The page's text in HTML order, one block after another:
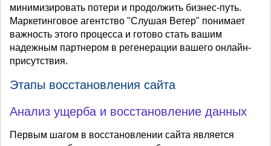
минимизировать потери и продолжить бизнес-путь.
Маркетинговое агентство "Слушая Ветер" понимает
важность этого процесса и готово стать вашим
надежным партнером в регенерации вашего онлайн-
присутствия.
Этапы восстановления сайта
Анализ ущерба и восстановление данных
Первым шагом в восстановлении сайта является